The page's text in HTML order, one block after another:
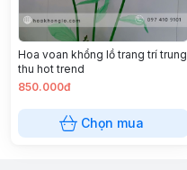
Hoa voan khổng lồ trang trí trung
thu hot trend
850.000đ
Chọn mua